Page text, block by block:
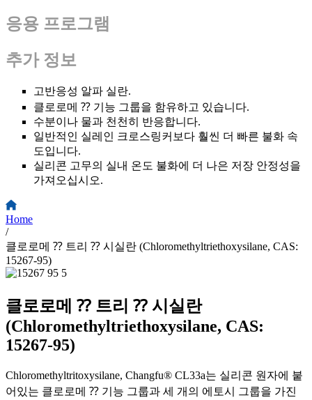
응용 프로그램
추가 정보
고반응성 알파 실란.
클로로메 ⁇ 기능 그룹을 함유하고 있습니다.
수분이나 물과 천천히 반응합니다.
일반적인 실레인 크로스링커보다 훨씬 더 빠른 불화 속
도입니다.
실리콘 고무의 실내 온도 불화에 더 나은 저장 안정성을
가져오십시오.
Home
/
클로로메 ⁇ 트리 ⁇ 시실란 (Chloromethyltriethoxysilane, CAS:
15267-95)
클로로메 ⁇ 트리 ⁇ 시실란
(Chloromethyltriethoxysilane, CAS:
15267-95)
Chloromethyltritoxysilane, Changfu® CL33a는 실리콘 원자에 붙
어있는 클로로메 ⁇ 기능 그룹과 세 개의 에토시 그룹을 가진